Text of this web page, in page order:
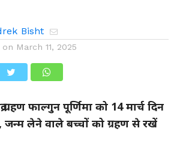
Bisht
on March 11, 2025
ग्रहण फाल्गुन पूर्णिमा को 14 मार्च दिन
जन्म लेने वाले बच्चों को ग्रहण से रखें